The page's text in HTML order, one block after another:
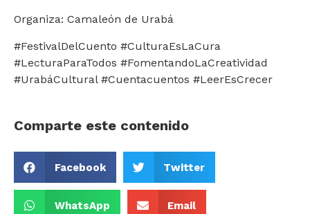
Organiza: Camaleón de Urabá
#FestivalDelCuento #CulturaEsLaCura
#LecturaParaTodos #FomentandoLaCreatividad
#UrabáCultural #Cuentacuentos #LeerEsCrecer
Comparte este contenido
Facebook Twitter
WhatsApp Email